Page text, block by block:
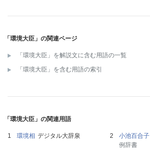
「環境大臣」の関連ページ
「環境大臣」を解説文に含む用語の一覧
「環境大臣」を含む用語の索引
「環境大臣」の関連用語
環境相 デジタル大辞泉 小池百合子
例辞書